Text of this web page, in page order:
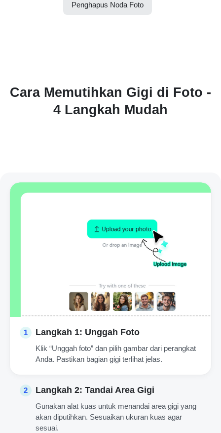
Penghapus Noda Foto
Cara Memutihkan Gigi di Foto -
4 Langkah Mudah
1 Langkah 1: Unggah Foto
Klik “Unggah foto” dan pilih gambar dari perangkat
Anda. Pastikan bagian gigi terlihat jelas.
2 Langkah 2: Tandai Area Gigi
Gunakan alat kuas untuk menandai area gigi yang
akan diputihkan. Sesuaikan ukuran kuas agar
sesuai.